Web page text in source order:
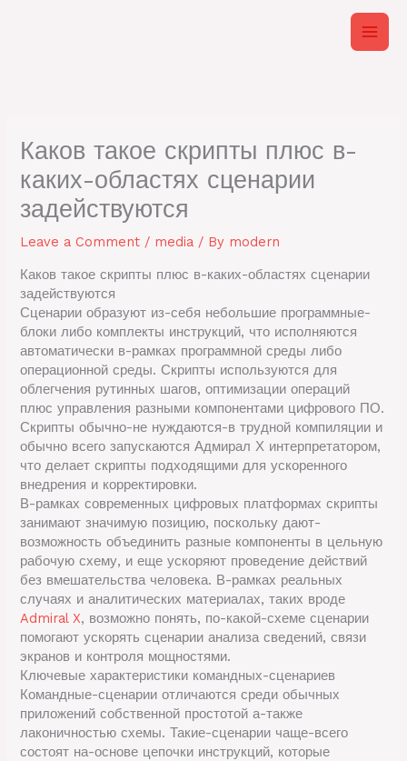
Каков такое скрипты плюс в-
каких-областях сценарии
задействуются
Leave a Comment / media / By modern
Каков такое скрипты плюс в-каких-областях сценарии
задействуются
Сценарии образуют из-себя небольшие программные-
блоки либо комплекты инструкций, что исполняются
автоматически в-рамках программной среды либо
операционной среды. Скрипты используются для
облегчения рутинных шагов, оптимизации операций
плюс управления разными компонентами цифрового ПО.
Скрипты обычно-не нуждаются-в трудной компиляции и
обычно всего запускаются Адмирал Х интерпретатором,
что делает скрипты подходящими для ускоренного
внедрения и корректировки.
В-рамках современных цифровых платформах скрипты
занимают значимую позицию, поскольку дают-
возможность объединить разные компоненты в цельную
рабочую схему, и еще ускоряют проведение действий
без вмешательства человека. В-рамках реальных
случаях и аналитических материалах, таких вроде
Admiral X, возможно понять, по-какой-схеме сценарии
помогают ускорять сценарии анализа сведений, связи
экранов и контроля мощностями.
Ключевые характеристики командных-сценариев
Командные-сценарии отличаются среди обычных
приложений собственной простотой а-также
лаконичностью схемы. Такие-сценарии чаще-всего
состоят на-основе цепочки инструкций, которые